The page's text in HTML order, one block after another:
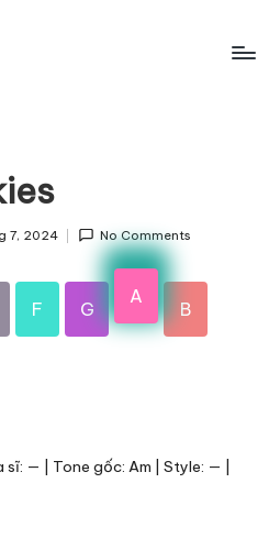
7, 2024 No Comments
F G
A
B
— | Tone gốc: Am | Style: — |